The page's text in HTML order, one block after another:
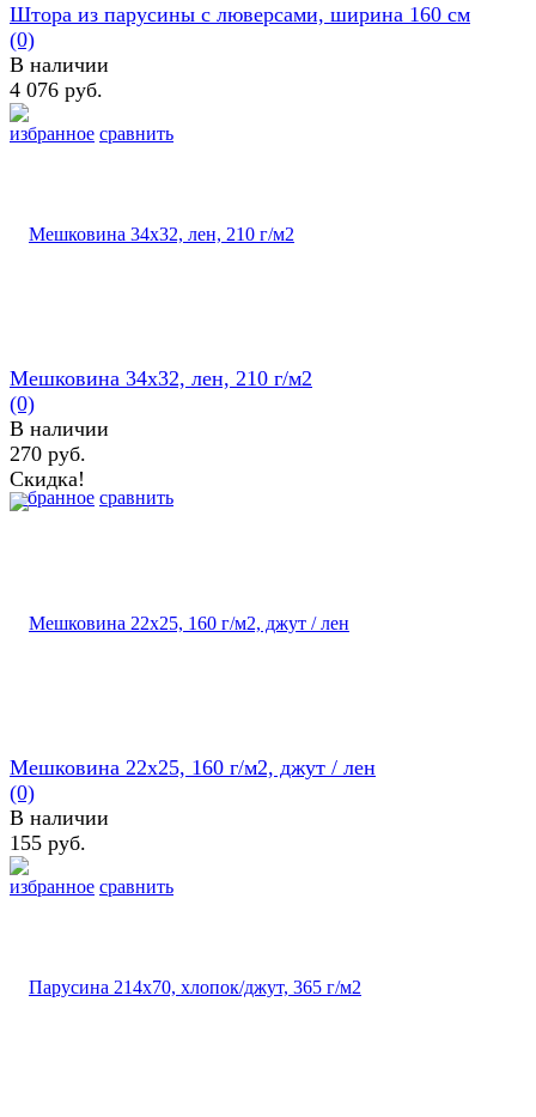
избранное сравнить
Штора из парусины с люверсами, ширина 160 см
(0)
В наличии
4 076 руб.
избранное сравнить
Мешковина 34х32, лен, 210 г/м2
(0)
В наличии
270 руб.
Скидка!
избранное сравнить
Мешковина 22х25, 160 г/м2, джут / лен
(0)
В наличии
155 руб.